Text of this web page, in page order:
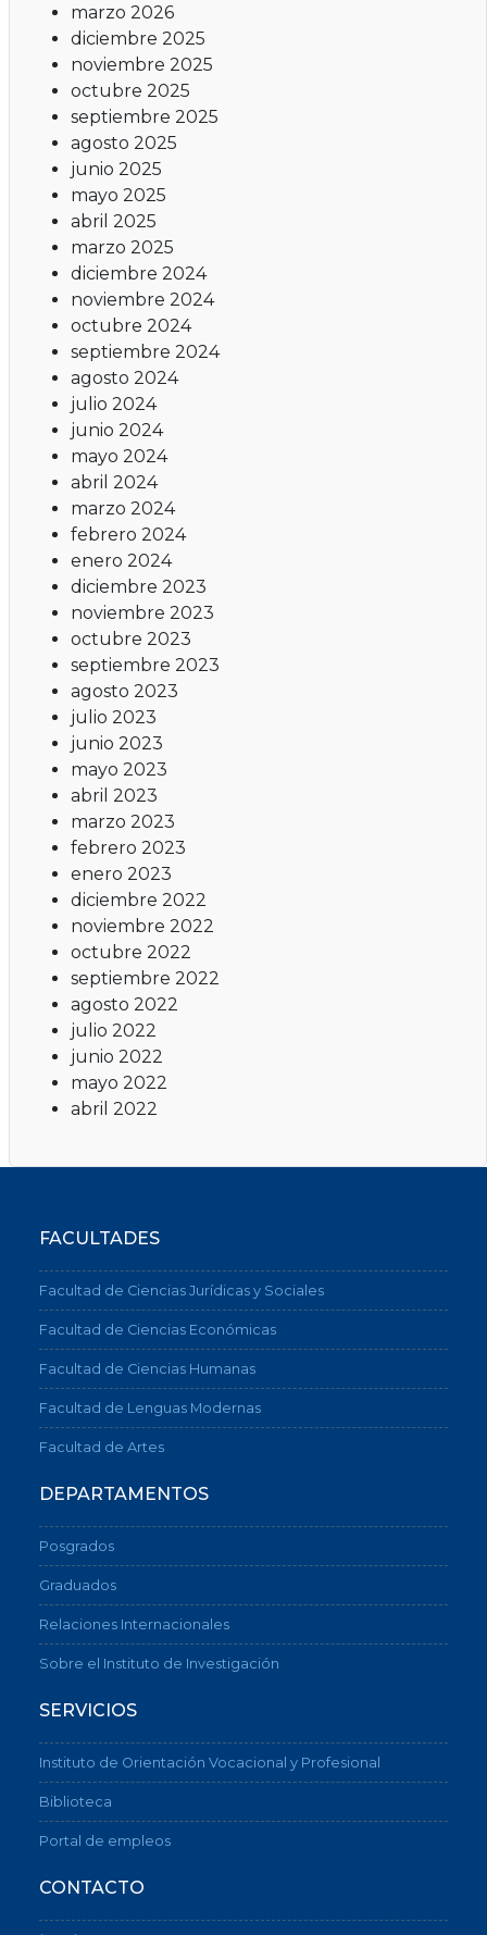
marzo 2026
diciembre 2025
noviembre 2025
octubre 2025
septiembre 2025
agosto 2025
junio 2025
mayo 2025
abril 2025
marzo 2025
diciembre 2024
noviembre 2024
octubre 2024
septiembre 2024
agosto 2024
julio 2024
junio 2024
mayo 2024
abril 2024
marzo 2024
febrero 2024
enero 2024
diciembre 2023
noviembre 2023
octubre 2023
septiembre 2023
agosto 2023
julio 2023
junio 2023
mayo 2023
abril 2023
marzo 2023
febrero 2023
enero 2023
diciembre 2022
noviembre 2022
octubre 2022
septiembre 2022
agosto 2022
julio 2022
junio 2022
mayo 2022
abril 2022
FACULTADES
Facultad de Ciencias Jurídicas y Sociales
Facultad de Ciencias Económicas
Facultad de Ciencias Humanas
Facultad de Lenguas Modernas
Facultad de Artes
DEPARTAMENTOS
Posgrados
Graduados
Relaciones Internacionales
Sobre el Instituto de Investigación
SERVICIOS
Instituto de Orientación Vocacional y Profesional
Biblioteca
Portal de empleos
CONTACTO